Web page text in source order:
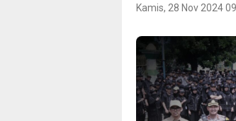
Kamis, 28 Nov 2024